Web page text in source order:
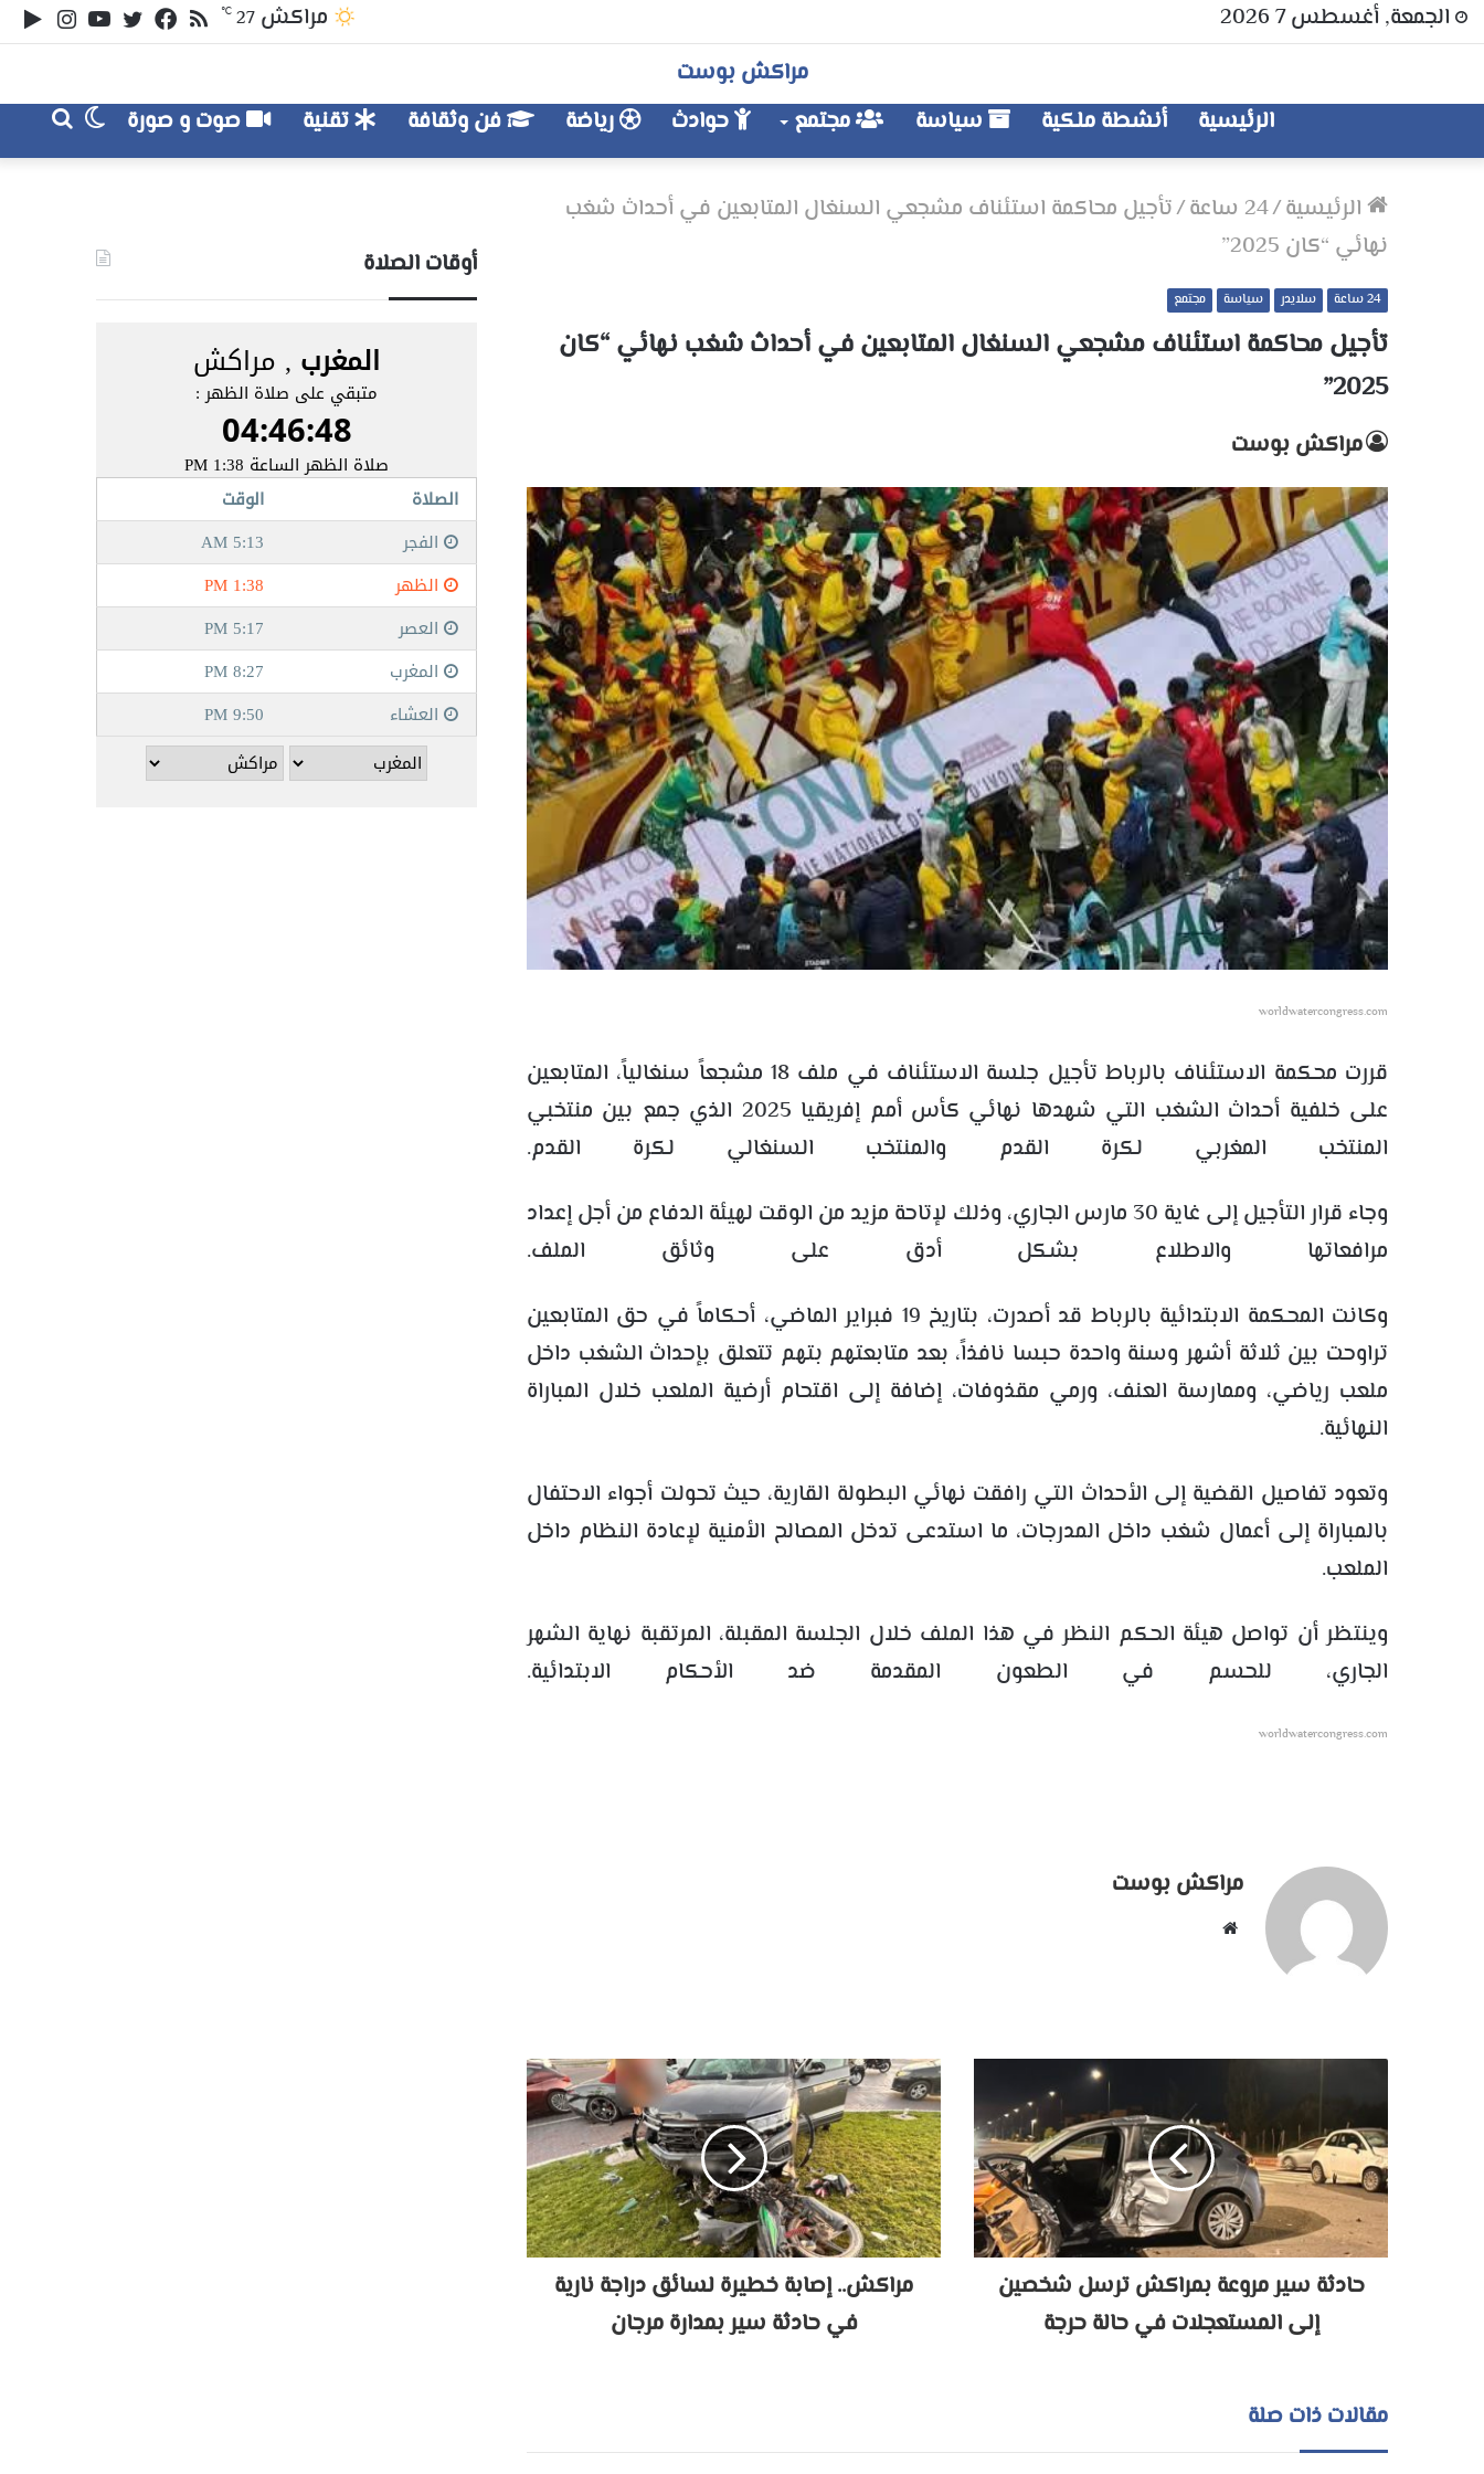
الجمعة, أغسطس 7 2026 يوتيوبتويتر
فيسبوكملخص
الموقع
مراكش 27
℃
مراكش بوست
الرئيسية
أنشطة ملكية سياسة مجتمع حوادث رياضة فن وثقافة تقنية صوت و صورة
بحث
عن
الوضع
المظلم
الرئيسية/24 ساعة /تأجيل محاكمة استئناف مشجعي السنغال المتابعين في أحداث شغب
نهائي “كان 2025”
24 ساعة سلايدر سياسة مجتمع
تأجيل محاكمة استئناف مشجعي السنغال المتابعين في أحداث شغب نهائي “كان
2025”
مراكش بوست
worldwatercongress.com
قررت محكمة الاستئناف بالرباط
تأجيل جلسة الاستئناف في ملف 18 مشجعاً سنغالياً، المتابعين
على خلفية أحداث الشغب التي شهدها نهائي كأس أمم إفريقيا 2025
الذي جمع بين منتخبي
المنتخب المغربي لكرة القدم والمنتخب السنغالي لكرة القدم.
وجاء قرار التأجيل إلى غاية 30 مارس الجاري، وذلك لإتاحة مزيد من الوقت لهيئة الدفاع من أجل إعداد
مرافعاتها والاطلاع بشكل أدق على وثائق الملف.
وكانت المحكمة الابتدائية بالرباط
قد أصدرت، بتاريخ 19 فبراير الماضي، أحكاماً في حق المتابعين
تراوحت بين ثلاثة أشهر وسنة واحدة حبسا نافذاً، بعد متابعتهم بتهم تتعلق بإحداث الشغب داخل
ملعب رياضي، وممارسة العنف، ورمي مقذوفات، إضافة إلى اقتحام أرضية الملعب خلال المباراة
النهائية.
وتعود تفاصيل القضية إلى الأحداث التي رافقت نهائي البطولة القارية، حيث تحولت أجواء الاحتفال
بالمباراة إلى أعمال شغب داخل المدرجات، ما استدعى تدخل المصالح الأمنية لإعادة النظام داخل
الملعب.
وينتظر أن تواصل هيئة الحكم النظر في هذا الملف خلال الجلسة المقبلة، المرتقبة نهاية الشهر
الجاري، للحسم في الطعون المقدمة ضد الأحكام الابتدائية.
worldwatercongress.com
مراكش بوست
حادثة سير مروعة بمراكش ترسل شخصين
إلى المستعجلات في حالة حرجة
مراكش.. إصابة خطيرة لسائق دراجة نارية
في حادثة سير بمدارة مرجان
مقالات ذات صلة
أوقات الصلاة